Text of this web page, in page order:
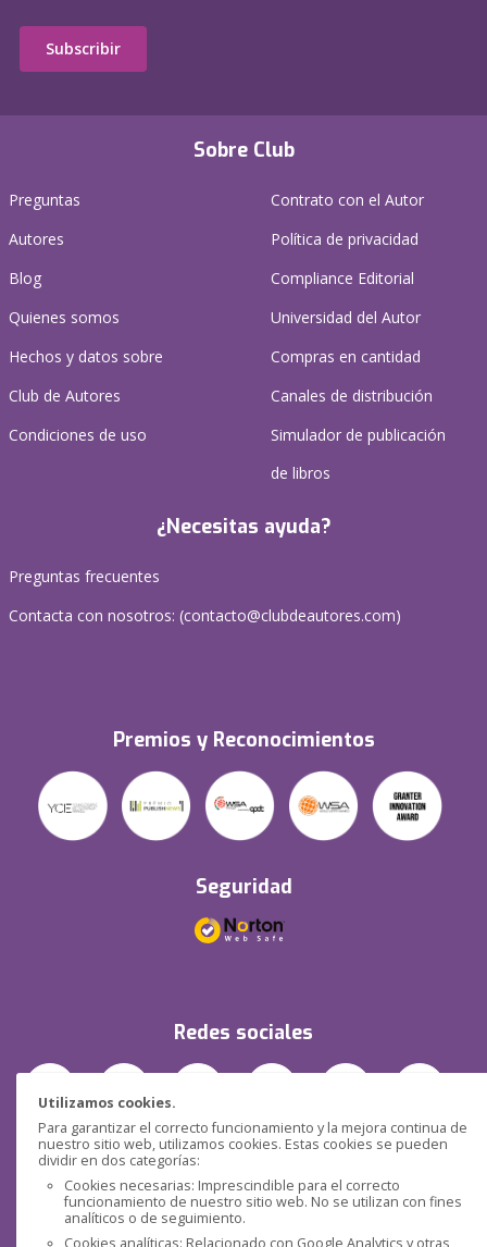
Utilizamos cookies.
Para garantizar el correcto funcionamiento y la mejora continua de
nuestro sitio web, utilizamos cookies. Estas cookies se pueden
dividir en dos categorías:
Cookies necesarias: Imprescindible para el correcto
funcionamiento de nuestro sitio web. No se utilizan con fines
analíticos o de seguimiento.
Cookies analíticas: Relacionado con Google Analytics y otras
Sobre Club
Preguntas
Autores
Blog
Quienes somos
Hechos y datos sobre
Club de Autores
Condiciones de uso
Contrato con el Autor
Política de privacidad
Compliance Editorial
Universidad del Autor
Compras en cantidad
Canales de distribución
Simulador de publicación
de libros
¿Necesitas ayuda?
Preguntas frecuentes
Contacta con nosotros: (contacto@clubdeautores.com)
Premios y Reconocimientos
Seguridad
Redes sociales
Subscribir